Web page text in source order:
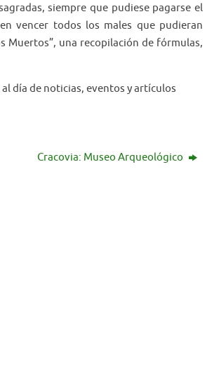
siempre que pudiese pagarse el
vencer todos los males que pudieran
Muertos”, una recopilación de fórmulas,
día de noticias, eventos y artículos
Cracovia: Museo Arqueológico